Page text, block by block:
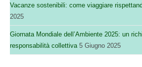
Vacanze sostenibili: come viaggiare
2025
Giornata Mondiale dell’Ambiente 2025: un
responsabilità collettiva 5 Giugno 2025